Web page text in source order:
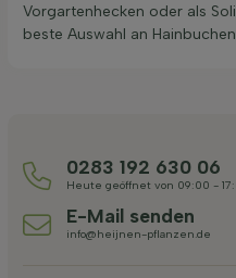
Vorgartenhecken oder als
beste Auswahl an
0283 192 630 06
Heute geöffnet von 09:00 -
E-Mail senden
info@heijnen-pflanzen.de